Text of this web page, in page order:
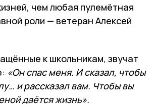
чем любая пулемётная
роли — ветеран Алексей
к школьникам, звучат
«Он спас меня. И сказал, чтобы
и рассказал вам. Чтобы вы
даётся жизнь».